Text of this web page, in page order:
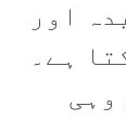
اور
ہے۔